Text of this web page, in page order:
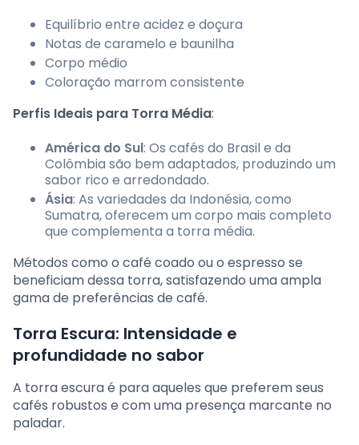
Equilíbrio entre acidez e doçura
Notas de caramelo e baunilha
Corpo médio
Coloração marrom consistente
Perfis Ideais para Torra Média:
América do Sul: Os cafés do Brasil e da
Colômbia são bem adaptados, produzindo um
sabor rico e arredondado.
Ásia: As variedades da Indonésia, como
Sumatra, oferecem um corpo mais completo
que complementa a torra média.
Métodos como o café coado ou o espresso se
beneficiam dessa torra, satisfazendo uma ampla
gama de preferências de café.
Torra Escura: Intensidade e
profundidade no sabor
A torra escura é para aqueles que preferem seus
cafés robustos e com uma presença marcante no
paladar.